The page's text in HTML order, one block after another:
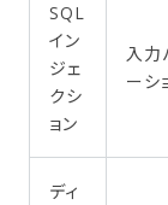
SQL
イン
ジェ
クシ
ョン
入力
ーシ
ディ